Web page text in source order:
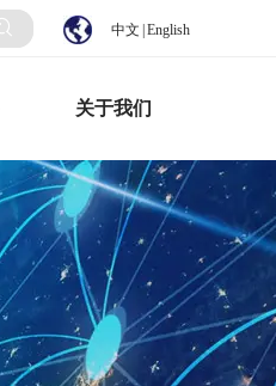
中文 English
关于我们